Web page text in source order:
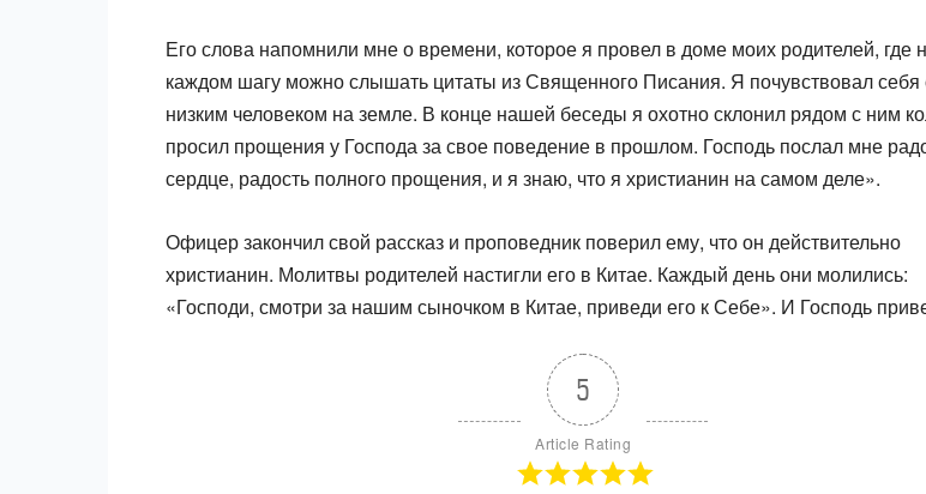
Его слова напомнили мне о времени, которое я провел в доме моих родителей, где
каждом шагу можно слышать цитаты из Священного Писания. Я почувствовал
низким человеком на земле. В конце нашей беседы я охотно склонил рядом с ним
просил прощения у Господа за свое поведение в прошлом. Господь послал мне
сердце, радость полного прощения, и я знаю, что я хри­стианин на самом деле».
Офицер закончил свой рассказ и проповедник поверил ему, что он действительно
христианин. Молитвы родителей на­стигли его в Китае. Каждый день они молились:
«Господи, смотри за нашим сыночком в Китае, приведи его к Себе». И Господь
5
Article Rating